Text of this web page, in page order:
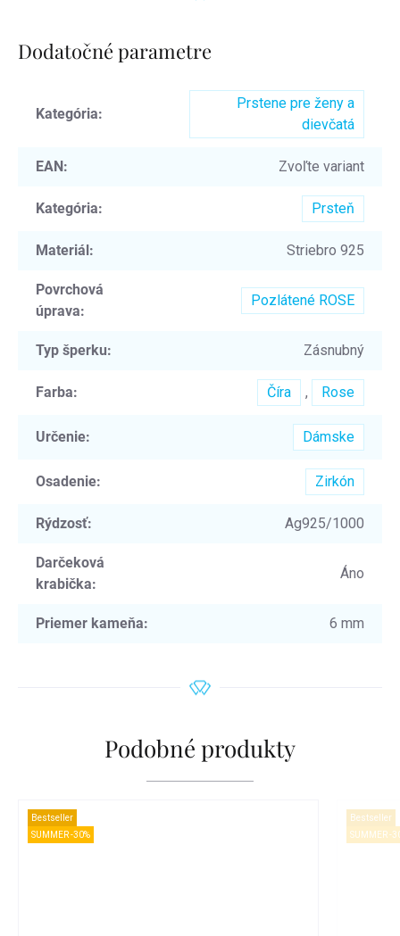
Dodatočné parametre
Kategória:
Prstene pre ženy a
dievčatá
EAN: Zvoľte variant
Kategória: Prsteň
Materiál: Striebro 925
Povrchová
úprava:
Pozlátené ROSE
Typ šperku: Zásnubný
Farba: Číra , Rose
Určenie: Dámske
Osadenie: Zirkón
Rýdzosť: Ag925/1000
Darčeková
krabička:
Áno
Priemer kameňa: 6 mm
Podobné produkty
Bestseller
SUMMER -30%
Bestseller
SUMMER -